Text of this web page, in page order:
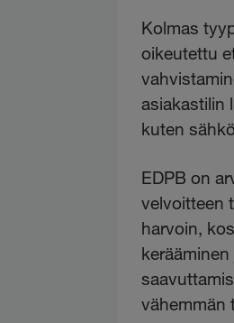
Kolmas
oikeutettu
asiakastilin
kuten
EDPB on
velvoitteen
harvoin,
vähemmän